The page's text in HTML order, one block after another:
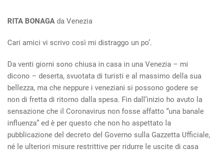
RITA BONAGA da Venezia
Cari amici vi scrivo così mi distraggo un po’.
Da venti giorni sono chiusa in casa in una Venezia – mi
dicono – deserta, svuotata di turisti e al massimo della sua
bellezza, ma che neppure i veneziani si possono godere se
non di fretta di ritorno dalla spesa. Fin dall’inizio ho avuto la
sensazione che il Coronavirus non fosse affatto “una banale
influenza” ed è per questo che non ho aspettato la
pubblicazione del decreto del Governo sulla Gazzetta Ufficiale,
né le ulteriori misure restrittive per ridurre le uscite di casa